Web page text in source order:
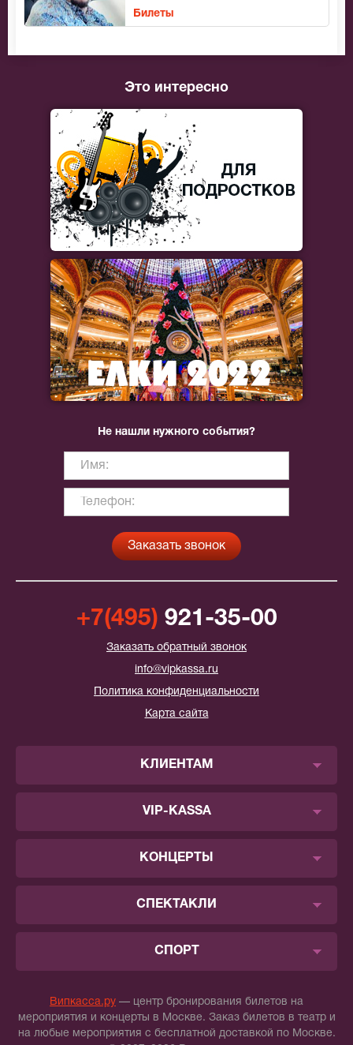
Билеты
Это интересно
Не нашли нужного события?
+7(495) 921-35-00
Заказать обратный звонок
info@vipkassa.ru
Политика конфиденциальности
Карта сайта
КЛИЕНТАМ
VIP-KASSA
КОНЦЕРТЫ
СПЕКТАКЛИ
СПОРТ
Випкасса.ру — центр бронирования билетов на
мероприятия и концерты в Москве. Заказ билетов в театр и
на любые мероприятия с бесплатной доставкой по Москве.